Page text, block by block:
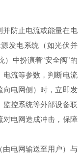
并防止电流或能量在电
发电系统（如光伏并
中扮演着“安全阀”的
电流等参数，判断电流
向电网侧）时，立即发
监控系统等外部设备联
对电网造成冲击，保障
由电网输送至用户）与